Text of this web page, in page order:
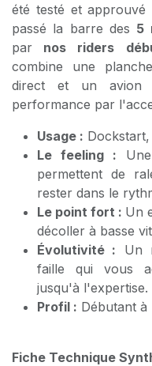
été testé et
passé la barre des 5
par nos riders
combine une
direct et un avion
performance par
Usage :
Le feeling :
permettent de
rester dans le
Le point fort : Un
décoller à basse
Évolutivité : Un
faille qui vous
jusqu'à l'expertise.
Profil : Débutant à
Fiche Technique